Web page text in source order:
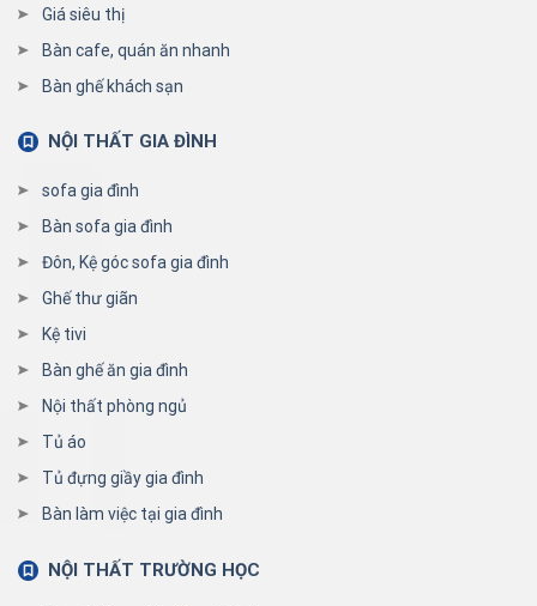
Giá siêu thị
Bàn cafe, quán ăn nhanh
Bàn ghế khách sạn
NỘI THẤT GIA ĐÌNH
sofa gia đình
Bàn sofa gia đình
Đôn, Kệ góc sofa gia đình
Ghế thư giãn
Kệ tivi
Bàn ghế ăn gia đình
Nội thất phòng ngủ
Tủ áo
Tủ đựng giầy gia đình
Bàn làm việc tại gia đình
NỘI THẤT TRƯỜNG HỌC